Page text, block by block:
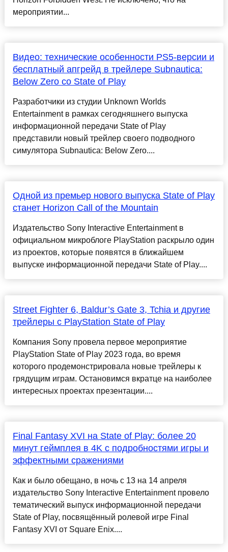
мероприятии...
Видео: технические особенности PS5-версии и
бесплатный апгрейд в трейлере Subnautica:
Below Zero со State of Play
Разработчики из студии Unknown Worlds
Entertainment в рамках сегодняшнего выпуска
информационной передачи State of Play
представили новый трейлер своего подводного
симулятора Subnautica: Below Zero....
Одной из премьер нового выпуска State of Play
станет Horizon Call of the Mountain
Издательство Sony Interactive Entertainment в
официальном микроблоге PlayStation раскрыло один
из проектов, которые появятся в ближайшем
выпуске информационной передачи State of Play....
Street Fighter 6, Baldur’s Gate 3, Tchia и другие
трейлеры с PlayStation State of Play
Компания Sony провела первое мероприятие
PlayStation State of Play 2023 года, во время
которого продемонстрировала новые трейлеры к
грядущим играм. Остановимся вкратце на наиболее
интересных проектах презентации....
Final Fantasy XVI на State of Play: более 20
минут геймплея в 4K с подробностями игры и
эффектными сражениями
Как и было обещано, в ночь с 13 на 14 апреля
издательство Sony Interactive Entertainment провело
тематический выпуск информационной передачи
State of Play, посвящённый ролевой игре Final
Fantasy XVI от Square Enix....